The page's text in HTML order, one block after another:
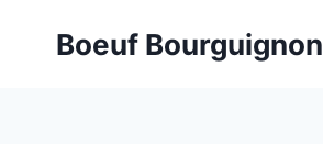
Boeuf Bourguignon